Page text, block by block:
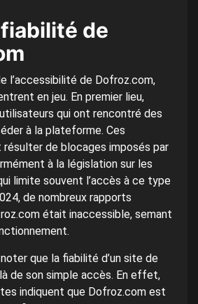
de
l’accessibilité de Dofroz.com,
en jeu. En premier lieu,
qui ont rencontré des
à la plateforme. Ces
de blocages imposés par
à la législation sur les
limite souvent l’accès à ce type
de nombreux rapports
était inaccessible, semant
que la fiabilité d’un site de
de son simple accès. En effet,
indiquent que Dofroz.com est